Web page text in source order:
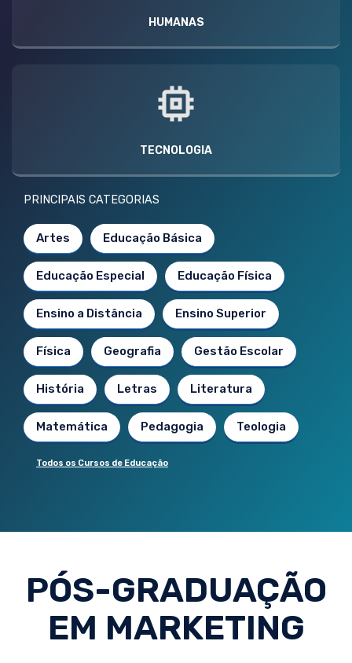
HUMANAS
TECNOLOGIA
PRINCIPAIS CATEGORIAS
Artes Educação Básica
Educação Especial Educação Física
Ensino a Distância Ensino Superior
Física Geografia Gestão Escolar
História Letras Literatura
Matemática Pedagogia Teologia
Todos os Cursos de Educação
PÓS-GRADUAÇÃO
EM MARKETING